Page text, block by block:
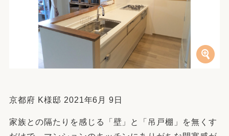
京都府 K様邸 2021年6月 9日
家族との隔たりを感じる「壁」と「吊戸棚」を無くす